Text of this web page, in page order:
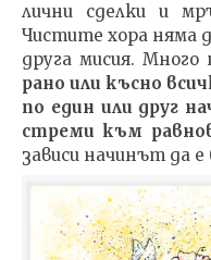
лични сделки и
Чистите хора няма
друга мисия. Много
рано или късно
по един или друг
стреми към
зависи начинът да е